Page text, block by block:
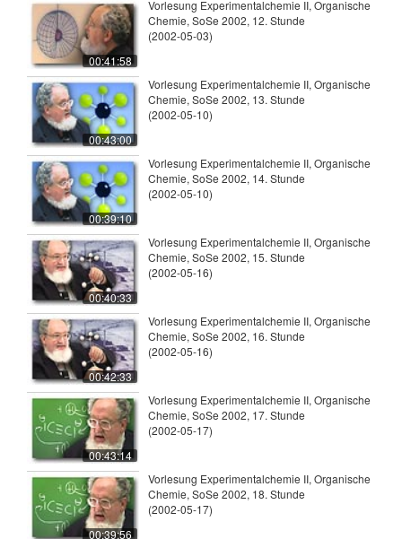
00:41:58
Vorlesung Experimentalchemie II, Organische
Chemie, SoSe 2002, 12. Stunde
(2002-05-03)
00:43:00
Vorlesung Experimentalchemie II, Organische
Chemie, SoSe 2002, 13. Stunde
(2002-05-10)
00:39:10
Vorlesung Experimentalchemie II, Organische
Chemie, SoSe 2002, 14. Stunde
(2002-05-10)
00:40:33
Vorlesung Experimentalchemie II, Organische
Chemie, SoSe 2002, 15. Stunde
(2002-05-16)
00:42:33
Vorlesung Experimentalchemie II, Organische
Chemie, SoSe 2002, 16. Stunde
(2002-05-16)
00:43:14
Vorlesung Experimentalchemie II, Organische
Chemie, SoSe 2002, 17. Stunde
(2002-05-17)
00:39:56
Vorlesung Experimentalchemie II, Organische
Chemie, SoSe 2002, 18. Stunde
(2002-05-17)